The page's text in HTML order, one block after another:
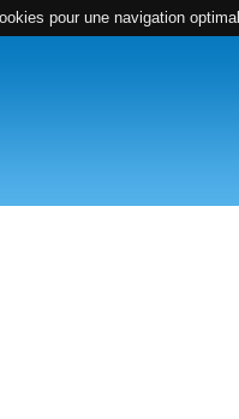
pour une navigation